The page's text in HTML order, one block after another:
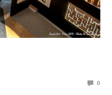
0